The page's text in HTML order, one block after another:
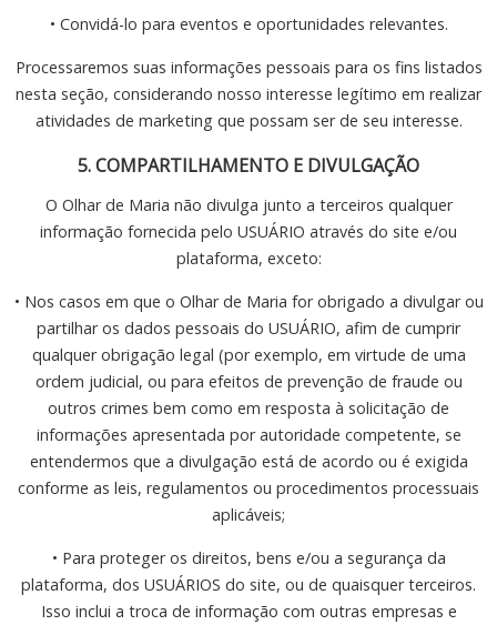
• Convidá-lo para eventos e oportunidades relevantes.
Processaremos suas informações pessoais para os fins listados
nesta seção, considerando nosso interesse legítimo em realizar
atividades de marketing que possam ser de seu interesse.
5. COMPARTILHAMENTO E DIVULGAÇÃO
O Olhar de Maria não divulga junto a terceiros qualquer
informação fornecida pelo USUÁRIO através do site e/ou
plataforma, exceto:
• Nos casos em que o Olhar de Maria for obrigado a divulgar ou
partilhar os dados pessoais do USUÁRIO, afim de cumprir
qualquer obrigação legal (por exemplo, em virtude de uma
ordem judicial, ou para efeitos de prevenção de fraude ou
outros crimes bem como em resposta à solicitação de
informações apresentada por autoridade competente, se
entendermos que a divulgação está de acordo ou é exigida
conforme as leis, regulamentos ou procedimentos processuais
aplicáveis;
• Para proteger os direitos, bens e/ou a segurança da
plataforma, dos USUÁRIOS do site, ou de quaisquer terceiros.
Isso inclui a troca de informação com outras empresas e